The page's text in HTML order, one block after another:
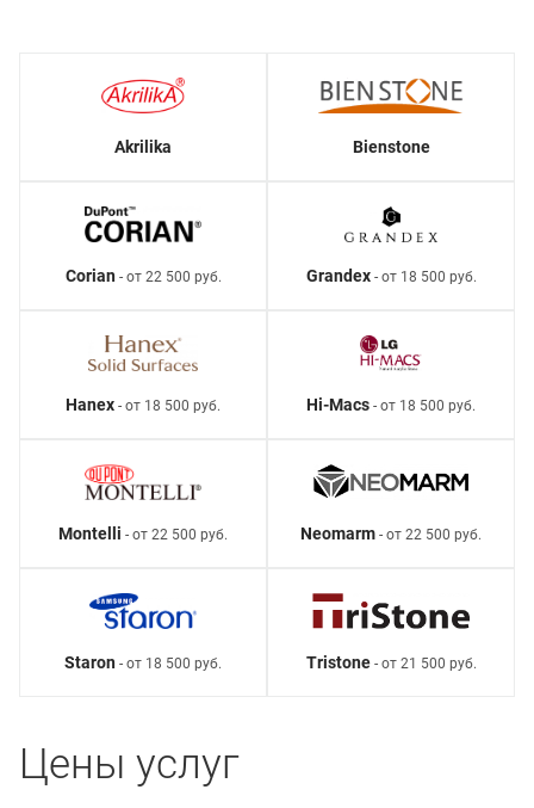
Akrilika Bienstone
Corian- от 22 500 руб. Grandex- от 18 500 руб.
Hanex - от 18 500 руб. Hi-Macs - от 18 500 руб.
Montelli - от 22 500 руб. Neomarm - от 22 500 руб.
Staron - от 18 500 руб. Tristone- от 21 500 руб.
Цены услуг